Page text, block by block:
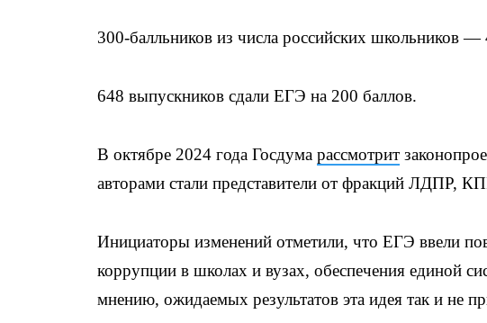
300-балльников из числа российских школьников —
648 выпускников сдали ЕГЭ на 200 баллов.
В октябре 2024 года Госдума рассмотрит
авторами стали представители от фракций ЛДПР,
Инициаторы изменений отметили, что ЕГЭ ввели
коррупции в школах и вузах, обеспечения единой
мнению, ожидаемых результатов эта идея так и не